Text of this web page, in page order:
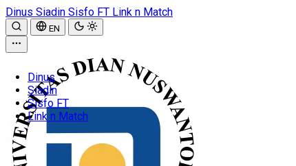
Dinus Siadin Sisfo FT Link n Match
EN
Dinus
Siadin
Sisfo FT
Link n Match